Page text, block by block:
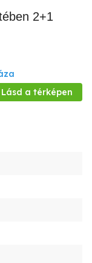
Lásd a térképen